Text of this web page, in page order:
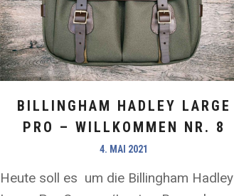
BILLINGHAM HADLEY LARGE
PRO – WILLKOMMEN NR. 8
4. MAI 2021
Heute soll es um die Billingham Hadley